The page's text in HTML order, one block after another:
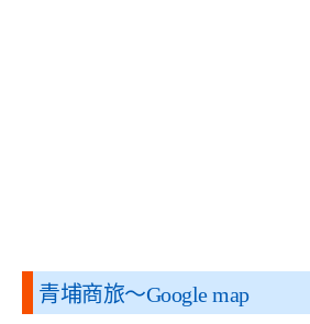
青埔商旅～Google map